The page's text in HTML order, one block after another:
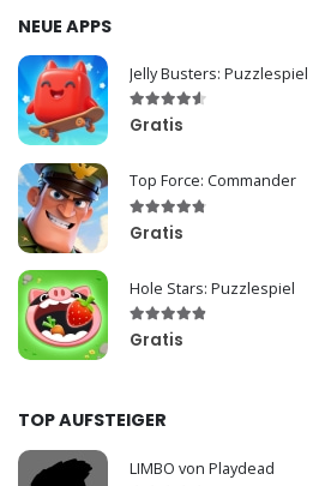
NEUE APPS
Jelly Busters: Puzzlespiel
Gratis
Top Force: Commander
Gratis
Hole Stars: Puzzlespiel
Gratis
TOP AUFSTEIGER
LIMBO von Playdead